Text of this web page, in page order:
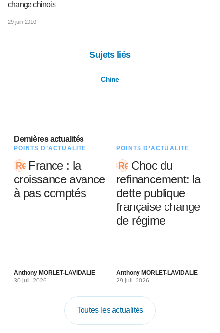
change chinois
29 juin 2010
Sujets liés
Chine
Dernières actualités
POINTS D’ACTUALITÉ
France : la
croissance avance
à pas comptés
Anthony MORLET-LAVIDALIE
30 juil. 2026
POINTS D’ACTUALITÉ
Choc du
refinancement: la
dette publique
française change
de régime
Anthony MORLET-LAVIDALIE
29 juil. 2026
Toutes les actualités